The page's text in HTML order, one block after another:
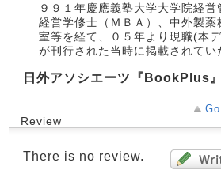
９９１年慶應義塾大学大学院経営
経営学修士（ＭＢＡ）、中外製薬
室等を経て、０５年より現職(本
が刊行された当時に掲載されてい
日外アソシエーツ『BookPlus
Review
There is no review.